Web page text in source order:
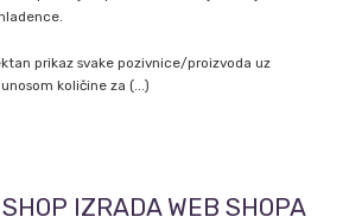
prikaz svake pozivnice/proizvoda uz
količine za (...)
IZRADA WEB SHOPA